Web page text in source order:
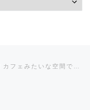
佐世保に定食屋いつここ がオープン！カフェみたいな空間で満腹ご飯！これだけ食材や調味料にこだわったお店は滅多に無い！